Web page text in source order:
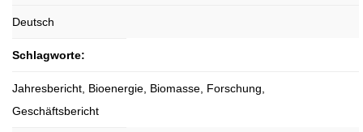
Deutsch
Schlagworte:
Jahresbericht, Bioenergie, Biomasse, Forschung,
Geschäftsbericht